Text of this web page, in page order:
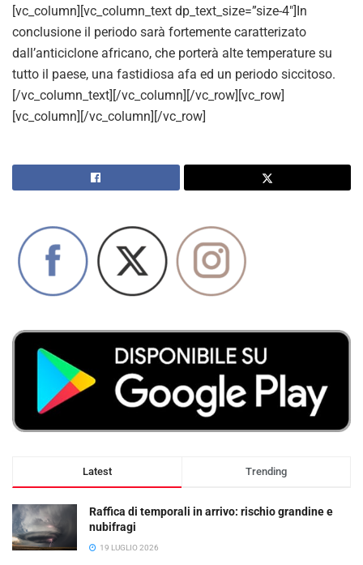
[vc_column][vc_column_text dp_text_size=”size-4″]In
conclusione il periodo sarà fortemente caratterizato
dall’anticiclone africano, che porterà alte temperature su
tutto il paese, una fastidiosa afa ed un periodo siccitoso.
[/vc_column_text][/vc_column][/vc_row][vc_row]
[vc_column][/vc_column][/vc_row]
Latest Trending
Raffica di temporali in arrivo: rischio grandine e
nubifragi
19 LUGLIO 2026